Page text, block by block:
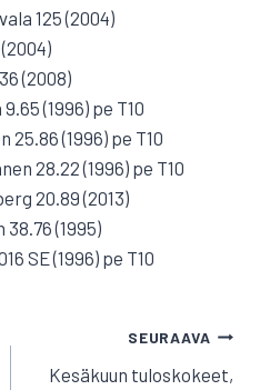
125 (2004)
(2008)
(1996) pe T10
25.86 (1996) pe T10
28.22 (1996) pe T10
20.89 (2013)
(1995)
SE (1996) pe T10
SEURAAVA
Kesäkuun tuloskokeet,